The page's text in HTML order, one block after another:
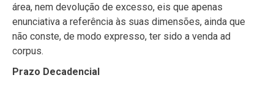
área, nem devolução de excesso, eis que apenas
enunciativa a referência às suas dimensões, ainda que
não conste, de modo expresso, ter sido a venda ad
corpus.
Prazo Decadencial